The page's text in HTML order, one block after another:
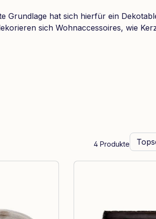
Grundlage hat sich hierfür ein
sich Wohnaccessoires, wie
4 Produkte